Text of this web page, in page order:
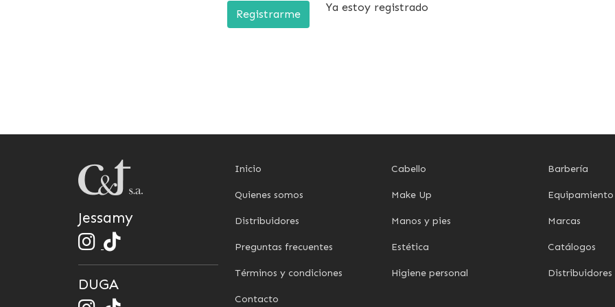
Registrarme
Ya estoy registrado
Jessamy
DUGA
Inicio
Quienes somos
Distribuidores
Preguntas frecuentes
Términos y condiciones
Contacto
Cabello
Make Up
Manos y pies
Estética
Higiene personal
Barbería
Equipamiento
Marcas
Catálogos
Distribuidores